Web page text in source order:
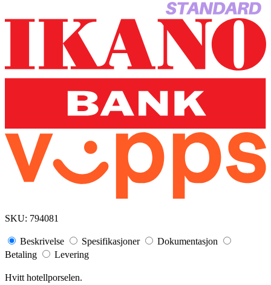
SKU: 794081
Beskrivelse Spesifikasjoner
Dokumentasjon
Betaling
Levering
Hvitt hotellporselen.